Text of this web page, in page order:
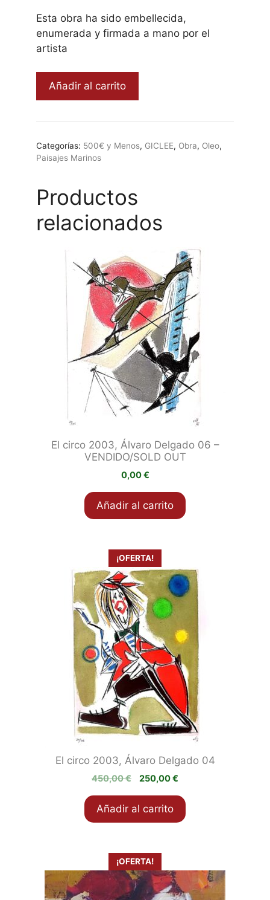
Esta obra ha sido embellecida,
enumerada y firmada a mano por el
artista
orilla
la
cantidad
Añadir al carrito
Categorías: 500€ y Menos, GICLEE, Obra, Oleo,
Paisajes Marinos
Productos
relacionados
El circo 2003, Álvaro Delgado 06 –
VENDIDO/SOLD OUT
0,00€
Añadir al carrito
¡OFERTA!
El circo 2003, Álvaro Delgado 04
450,00€
El
original
era:
250,00€
actual
es:
Añadir al carrito
¡OFERTA!